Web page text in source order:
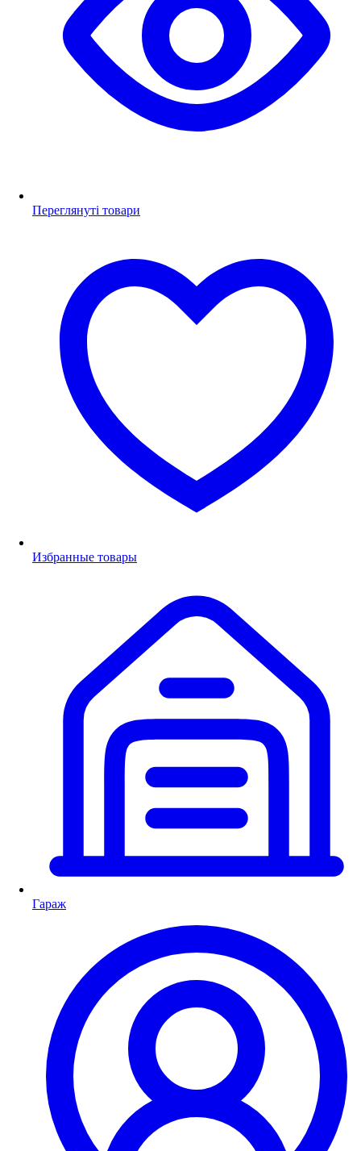
Переглянуті товари
Избранные товары
Гараж